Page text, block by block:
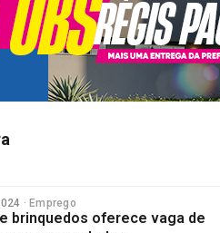
· Emprego
brinquedos oferece vaga de